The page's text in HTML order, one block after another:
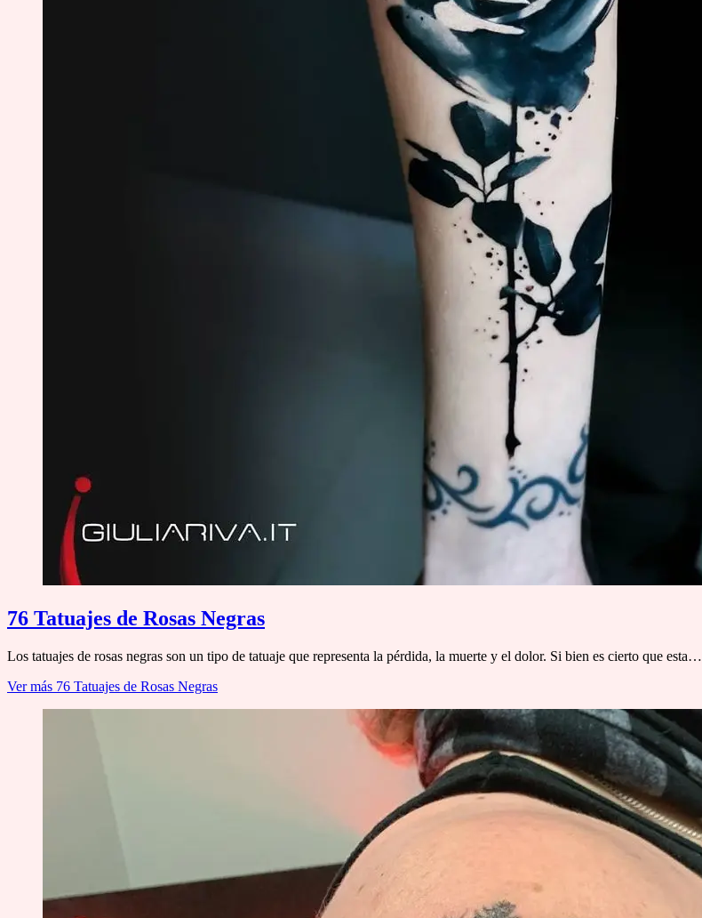
76 Tatuajes de Rosas Negras
Los tatuajes de rosas negras son un tipo de tatuaje que representa la pérdida, la muerte y el dolor. Si bien es cierto que esta…
Ver más 76 Tatuajes de Rosas Negras